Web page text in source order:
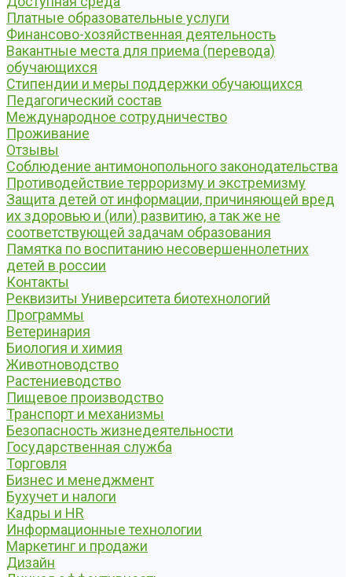
Платные образовательные услуги
Финансово-хозяйственная деятельность
Вакантные места для приема (перевода)
обучающихся
Стипендии и меры поддержки обучающихся
Педагогический состав
Международное сотрудничество
Проживание
Отзывы
Соблюдение антимонопольного законодательства
Противодействие терроризму и экстремизму
Защита детей от информации, причиняющей вред
их здоровью и (или) развитию, а так же не
соответствующей задачам образования
Памятка по воспитанию несовершеннолетних
детей в россии
Контакты
Реквизиты Университета биотехнологий
Программы
Ветеринария
Биология и химия
Животноводство
Растениеводство
Пищевое производство
Транспорт и механизмы
Безопасность жизнедеятельности
Государственная служба
Торговля
Бизнес и менеджмент
Бухучет и налоги
Кадры и HR
Информационные технологии
Маркетинг и продажи
Дизайн